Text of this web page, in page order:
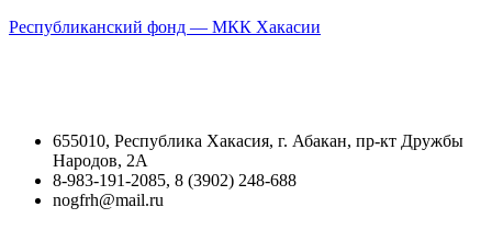
Республиканский фонд — МКК Хакасии
655010, Республика Хакасия, г. Абакан, пр-кт Дружбы
Народов, 2А
8-983-191-2085, 8 (3902) 248-688
nogfrh@mail.ru